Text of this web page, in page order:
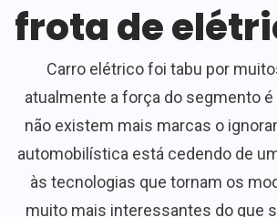
frota de
Carro elétrico foi tabu por
atualmente a força do segmento é
não existem mais marcas o
automobilística está cedendo de
às tecnologias que tornam os
muito mais interessantes do que